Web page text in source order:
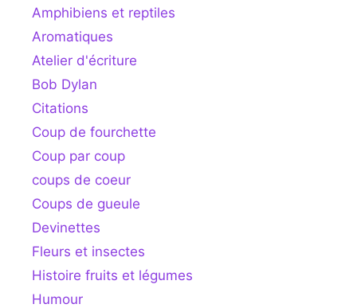
Amphibiens et reptiles
Aromatiques
Atelier d'écriture
Bob Dylan
Citations
Coup de fourchette
Coup par coup
coups de coeur
Coups de gueule
Devinettes
Fleurs et insectes
Histoire fruits et légumes
Humour